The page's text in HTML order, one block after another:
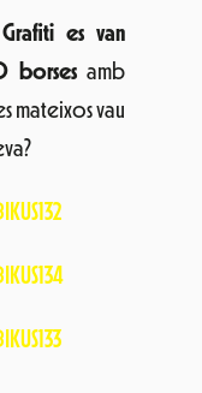
es van
borsesamb
mateixos vau